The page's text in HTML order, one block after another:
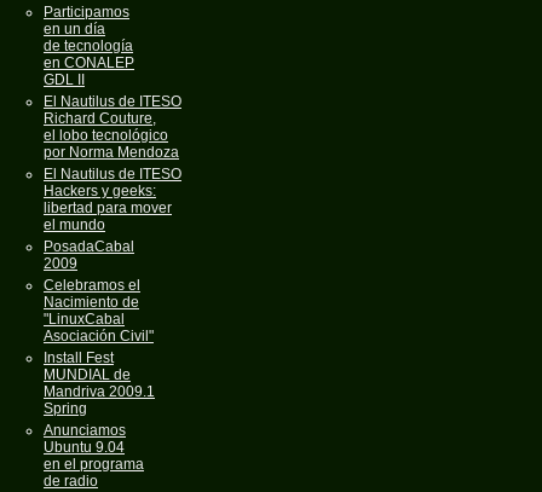
Participamos
en un día
de tecnología
en CONALEP
GDL II
El Nautilus de ITESO
Richard Couture,
el lobo tecnológico
por Norma Mendoza
El Nautilus de ITESO
Hackers y geeks:
libertad para mover
el mundo
PosadaCabal
2009
Celebramos el
Nacimiento de
"LinuxCabal
Asociación Civil"
Install Fest
MUNDIAL de
Mandriva 2009.1
Spring
Anunciamos
Ubuntu 9.04
en el programa
de radio